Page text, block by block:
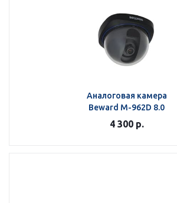
Аналоговая камера
Beward M-962D 8.0
4 300р.